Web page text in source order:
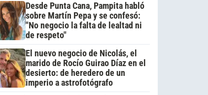
Desde Punta Cana, Pampita habló
sobre Martín Pepa y se confesó:
"No negocio la falta de lealtad ni
de respeto"
El nuevo negocio de Nicolás, el
marido de Rocío Guirao Díaz en el
desierto: de heredero de un
imperio a astrofotógrafo